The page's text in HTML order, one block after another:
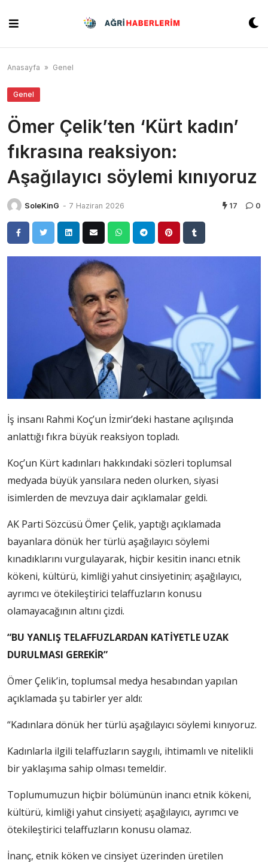
content
Anasayfa » Genel
Genel
Ömer Çelik’ten ‘Kürt kadın’
fıkrasına reaksiyon:
Aşağılayıcı söylemi kınıyoruz
SoleKinG - 7 Haziran 2026 17 0
İş insanı Rahmi Koç’un İzmir’deki hastane açılışında
anlattığı fıkra büyük reaksiyon topladı.
Koç’un Kürt kadınları hakkındaki sözleri toplumsal
medyada büyük yansılara neden olurken, siyasi
isimlerden de mevzuya dair açıklamalar geldi.
AK Parti Sözcüsü Ömer Çelik, yaptığı açıklamada
bayanlara dönük her türlü aşağılayıcı söylemi
kınadıklarını vurgulayarak, hiçbir kesitin inancı etnik
kökeni, kültürü, kimliği yahut cinsiyetinin; aşağılayıcı,
ayrımcı ve ötekileştirici telaffuzların konusu
olamayacağının altını çizdi.
“BU YANLIŞ TELAFFUZLARDAN KATİYETLE UZAK
DURULMASI GEREKİR”
Ömer Çelik’in, toplumsal medya hesabından yapılan
açıklamada şu tabirler yer aldı:
“Kadınlara dönük her türlü aşağılayıcı söylemi kınıyoruz.
Kadınlarla ilgili telaffuzların saygılı, ihtimamlı ve nitelikli
bir yaklaşıma sahip olması temeldir.
Toplumumuzun hiçbir bölümünün inancı etnik kökeni,
kültürü, kimliği yahut cinsiyeti; aşağılayıcı, ayrımcı ve
ötekileştirici telaffuzların konusu olamaz.
İnanç, etnik köken ve cinsiyet üzerinden üretilen